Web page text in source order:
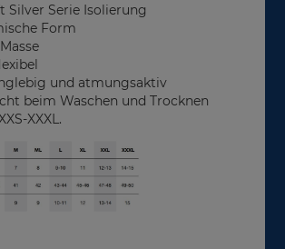
Silver Serie Isolierung
Form
und atmungsaktiv
beim Waschen und Trocknen
XXXL.